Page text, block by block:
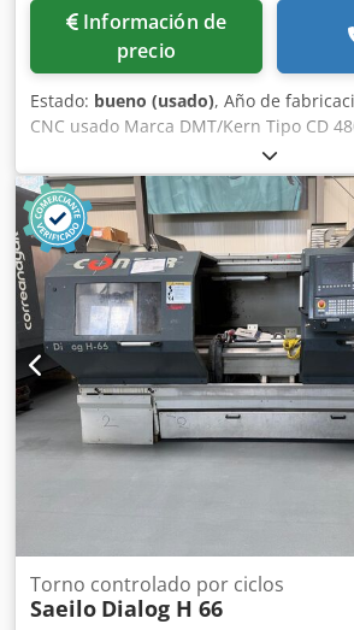
Información de
precio
Estado: bueno (usado), Año de
CNC usado Marca DMT/Kern Tipo CD
construcción 2009 Manual de control
técnicos: Altura del centro 230 mm
bancada 475 mm Distancia entre
viaje 255 mm Cabezal de husillo DIN
husillo: 82 mm Carga conectada 30 KW
Aggea Torreta portaherramientas VDI
revólver Transportador de cinta de
¡Documentación completa disponible!
lista para usarse y se puede probar en
Torno controlado por ciclos
Saeilo Dialog H 66